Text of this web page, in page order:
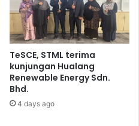
TeSCE, STML terima
kunjungan Hualang
Renewable Energy Sdn.
Bhd.
4 days ago